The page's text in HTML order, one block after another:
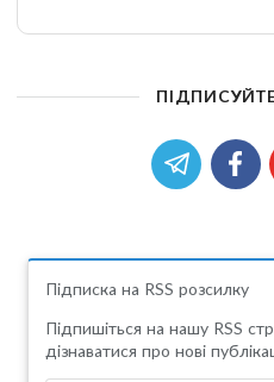
Підписка на RSS розсилку
Підпишіться на нашу RSS
дізнаватися про нові